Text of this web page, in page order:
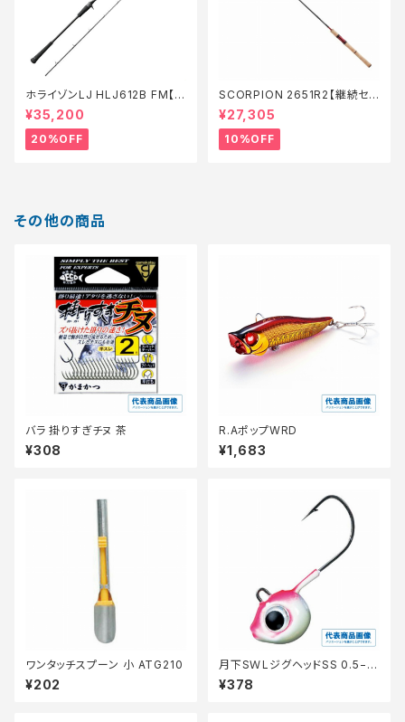
ホライゾンLJ HLJ612B FM【特
価ロッド】【20】
¥35,200
20%OFF
SCORPION 2651R2【継続セ
ール_ロッド】【10】
¥27,305
10%OFF
その他の商品
バラ 掛りすぎチヌ 茶
¥308
R.AポップWRD
¥1,683
ワンタッチスプーン 小 ATG210
¥202
月下SＷLジグヘッドSS 0.5−N
o10
¥378